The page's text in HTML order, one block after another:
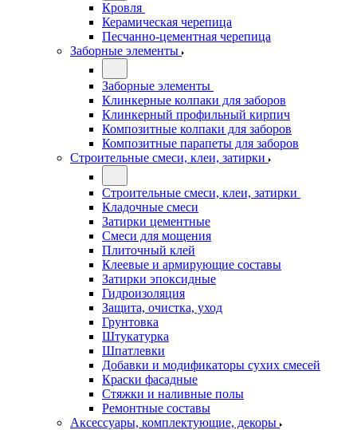
Кровля
Керамическая черепица
Песчанно-цементная черепица
Заборные элементы
Заборные элементы
Клинкерные колпаки для заборов
Клинкерный профильный кирпич
Композитные колпаки для заборов
Композитные парапеты для заборов
Строительные смеси, клеи, затирки
Строительные смеси, клеи, затирки
Кладочные смеси
Затирки цементные
Смеси для мощения
Плиточный клей
Клеевые и армирующие составы
Затирки эпоксидные
Гидроизоляция
Защита, очистка, уход
Грунтовка
Штукатурка
Шпатлевки
Добавки и модификаторы сухих смесей
Краски фасадные
Стяжки и наливные полы
Ремонтные составы
Аксессуары, комплектующие, декоры